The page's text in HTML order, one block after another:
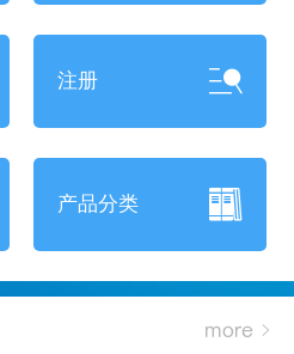
注册
产品分类